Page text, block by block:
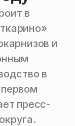
в
и
в
пресс-